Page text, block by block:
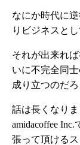
なにか時代に
りビジネスと
それが出来れ
いに不完全同
成り立つのだ
話は長くなり
amidacoffee
張って頂ける